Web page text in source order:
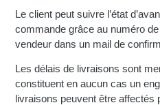
Le client peut suivre l’état
commande grâce au numéro
vendeur dans un mail de
Les délais de livraisons sont
constituent en aucun cas un
livraisons peuvent être affectés